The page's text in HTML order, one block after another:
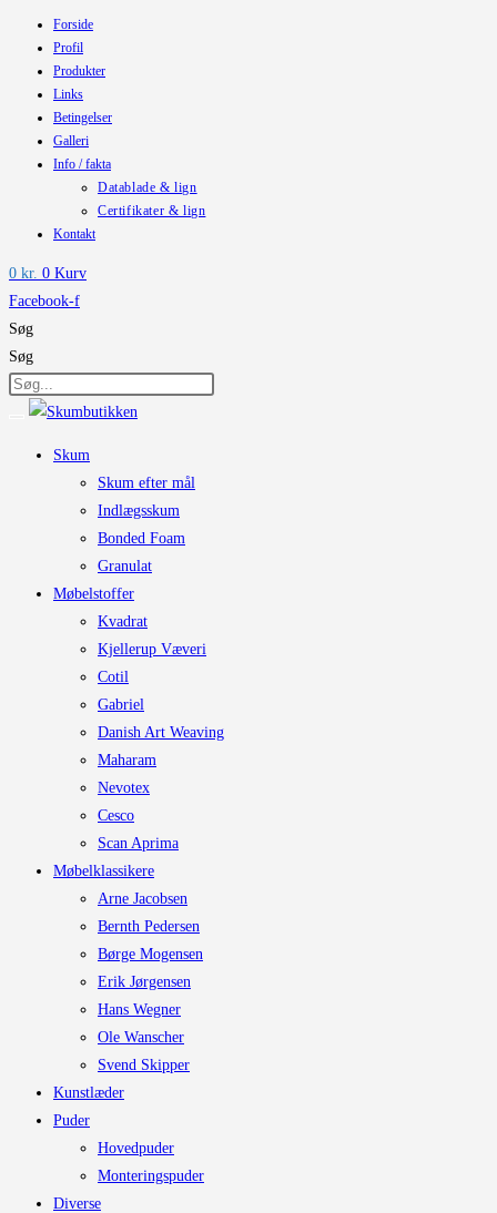
Forside
Profil
Produkter
Links
Betingelser
Galleri
Info / fakta
Datablade & lign
Certifikater & lign
Kontakt
0 kr. 0 Kurv
Facebook-f
Søg
Søg
Skum
Skum efter mål
Indlægsskum
Bonded Foam
Granulat
Møbelstoffer
Kvadrat
Kjellerup Væveri
Cotil
Gabriel
Danish Art Weaving
Maharam
Nevotex
Cesco
Scan Aprima
Møbelklassikere
Arne Jacobsen
Bernth Pedersen
Børge Mogensen
Erik Jørgensen
Hans Wegner
Ole Wanscher
Svend Skipper
Kunstlæder
Puder
Hovedpuder
Monteringspuder
Diverse